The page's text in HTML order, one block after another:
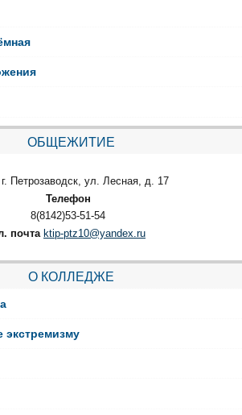
ОБЩЕЖИТИЕ
г. Петрозаводск, ул. Лесная, д. 17
Телефон
8(8142)53-51-54
почта ktip-ptz10@yandex.ru
О КОЛЛЕДЖЕ
экстремизму